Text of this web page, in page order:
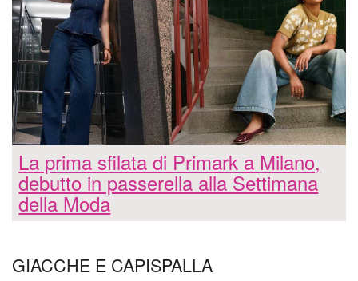
La prima sfilata di Primark a Milano,
debutto in passerella alla Settimana
della Moda
GIACCHE E CAPISPALLA